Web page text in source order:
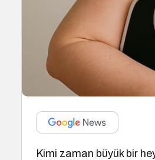
Kimi zaman büyük bir